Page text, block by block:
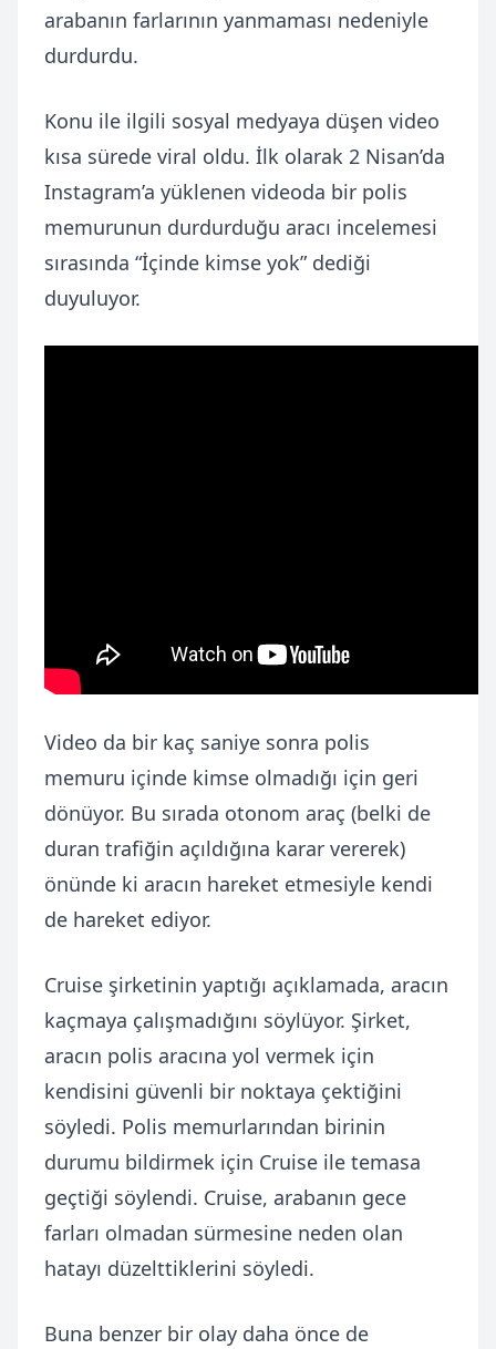
arabanın farlarının yanmaması nedeniyle
durdurdu.
Konu ile ilgili sosyal medyaya düşen video
kısa sürede viral oldu. İlk olarak 2 Nisan’da
Instagram’a yüklenen videoda bir polis
memurunun durdurduğu aracı incelemesi
sırasında “İçinde kimse yok” dediği
duyuluyor.
Video da bir kaç saniye sonra polis
memuru içinde kimse olmadığı için geri
dönüyor. Bu sırada otonom araç (belki de
duran trafiğin açıldığına karar vererek)
önünde ki aracın hareket etmesiyle kendi
de hareket ediyor.
Cruise şirketinin yaptığı açıklamada, aracın
kaçmaya çalışmadığını söylüyor. Şirket,
aracın polis aracına yol vermek için
kendisini güvenli bir noktaya çektiğini
söyledi. Polis memurlarından birinin
durumu bildirmek için Cruise ile temasa
geçtiği söylendi. Cruise, arabanın gece
farları olmadan sürmesine neden olan
hatayı düzelttiklerini söyledi.
Buna benzer bir olay daha önce de